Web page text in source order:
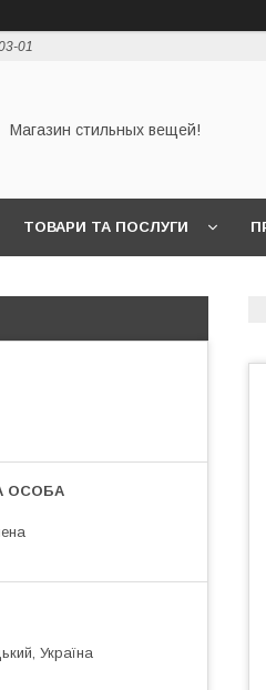
01
Магазин стильных вещей!
ТОВАРИ ТА ПОСЛУГИ
Україна